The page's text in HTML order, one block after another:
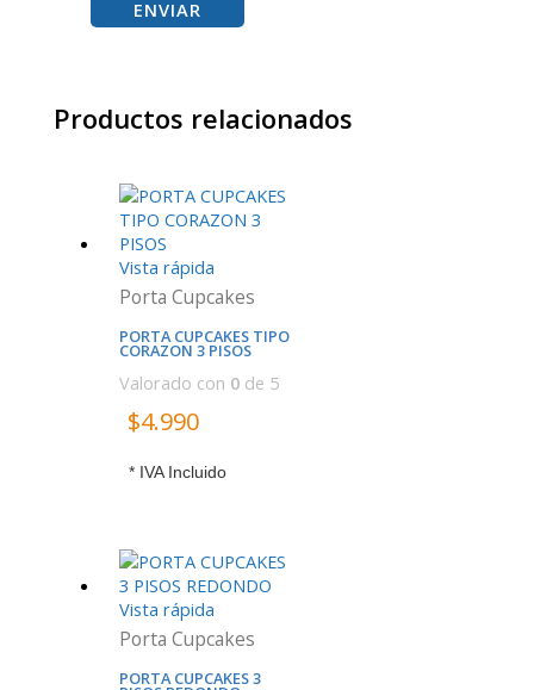
Productos relacionados
Vista rápida
Porta Cupcakes
PORTA CUPCAKES TIPO
CORAZON 3 PISOS
Valorado con 0de 5
$4.990
* IVA Incluido
Vista rápida
Porta Cupcakes
PORTA CUPCAKES 3